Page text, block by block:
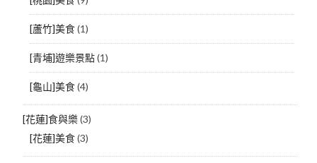
[蘆竹]美食(1)
[青埔]遊樂景點(1)
[龜山]美食(4)
[花蓮]食與樂(3)
[花蓮]美食(3)